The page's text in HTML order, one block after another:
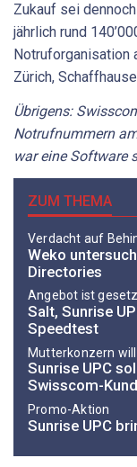
Zukauf sei
jährlich rund
Notruforganisation
Zürich,
Übrigens:
Notrufnummern
war eine Software
ZUM THEMA
Verdacht auf
Weko
Directories
Angebot ist
Salt, Sunrise
Speedtest
Mutterkonzern
Sunrise UPC
Swisscom-
Promo-Aktion
Sunrise UPC